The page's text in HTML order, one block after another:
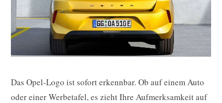
Das Opel-Logo ist sofort erkennbar. Ob auf einem Auto
oder einer Werbetafel, es zieht Ihre Aufmerksamkeit auf